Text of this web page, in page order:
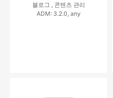
블로그 , 콘텐츠 관리
ADM: 3.2.0, any